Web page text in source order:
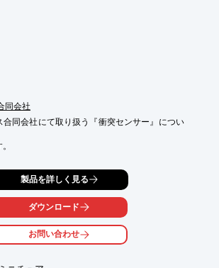
同会社
合同会社にて取り扱う『衝突センサー』につい
シールで優れた再現性。
圧縮力を感知し、X軸·Y軸·Z軸で保護。
しているか監視します。
社へお気軽にご相談ください。
ポイント
製品を詳しく見る
ダウンロード
お問い合わせ